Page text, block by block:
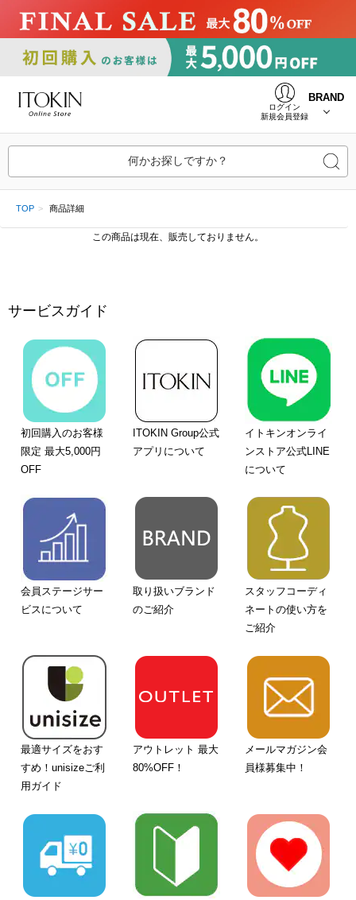
ログイン
新規会員登録
BRAND
何かお探しですか？
TOP 商品詳細
この商品は現在、販売しておりません。
サービスガイド
初回購入のお客様
限定 最大5,000円
OFF
ITOKIN Group公式
アプリについて
イトキンオンライ
ンストア公式LINE
について
会員ステージサー
ビスについて
取り扱いブランド
のご紹介
スタッフコーディ
ネートの使い方を
ご紹介
最適サイズをおす
すめ！unisizeご利
用ガイド
アウトレット 最大
80%OFF！
メールマガジン会
員様募集中！